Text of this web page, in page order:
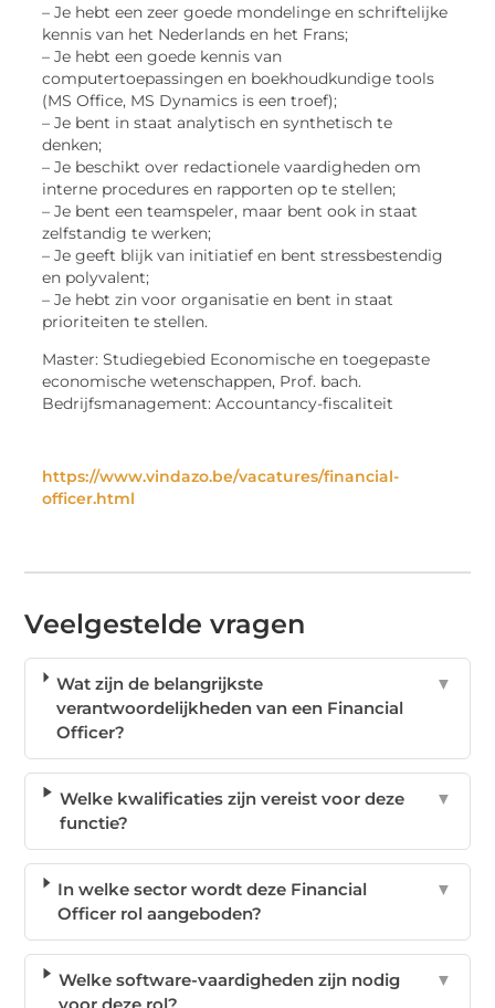
– Je hebt een zeer goede mondelinge en schriftelijke
kennis van het Nederlands en het Frans;
– Je hebt een goede kennis van
computertoepassingen en boekhoudkundige tools
(MS Office, MS Dynamics is een troef);
– Je bent in staat analytisch en synthetisch te
denken;
– Je beschikt over redactionele vaardigheden om
interne procedures en rapporten op te stellen;
– Je bent een teamspeler, maar bent ook in staat
zelfstandig te werken;
– Je geeft blijk van initiatief en bent stressbestendig
en polyvalent;
– Je hebt zin voor organisatie en bent in staat
prioriteiten te stellen.
Master: Studiegebied Economische en toegepaste
economische wetenschappen, Prof. bach.
Bedrijfsmanagement: Accountancy-fiscaliteit
https://www.vindazo.be/vacatures/financial-
officer.html
Veelgestelde vragen
Wat zijn de belangrijkste
verantwoordelijkheden van een Financial
Officer?
▼
Welke kwalificaties zijn vereist voor deze
functie?
▼
In welke sector wordt deze Financial
Officer rol aangeboden?
▼
Welke software-vaardigheden zijn nodig
▼